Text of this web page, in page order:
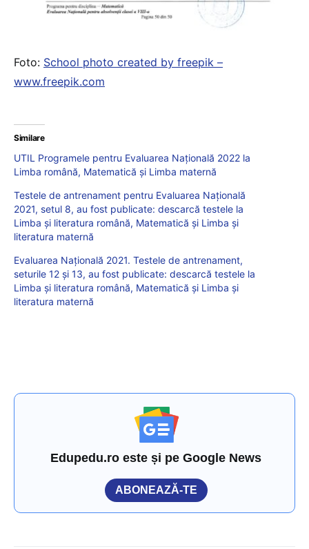
Foto: School photo created by freepik –
www.freepik.com
Similare
UTIL Programele pentru Evaluarea Națională 2022 la
Limba română, Matematică și Limba maternă
Testele de antrenament pentru Evaluarea Națională
2021, setul 8, au fost publicate: descarcă testele la
Limba și literatura română, Matematică și Limba și
literatura maternă
Evaluarea Națională 2021. Testele de antrenament,
seturile 12 și 13, au fost publicate: descarcă testele la
Limba și literatura română, Matematică și Limba și
literatura maternă
Edupedu.ro este și pe Google News
ABONEAZĂ-TE